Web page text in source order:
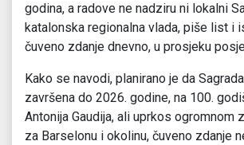
godina, a radove ne nadziru ni lokalni
katalonska regionalna vlada, piše list i
čuveno zdanje dnevno, u prosjeku
Kako se navodi, planirano je da
završena do 2026. godine, na 100.
Antonija Gaudija, ali uprkos ogromnom
za Barselonu i okolinu, čuveno zdanje